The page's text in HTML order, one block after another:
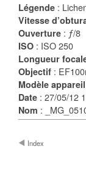
Légende :
Vitesse
Ouverture : ƒ/8
ISO : ISO 250
Longueur
Objectif :
Modèle appareil
Date : 27/05/12
Nom :
Index